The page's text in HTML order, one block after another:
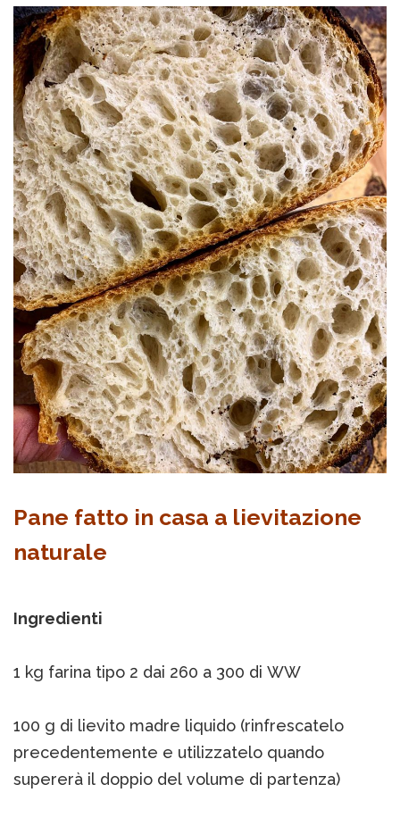
Pane fatto in casa a lievitazione
naturale
Ingredienti
1 kg farina tipo 2 dai 260 a 300 di WW
100 g di lievito madre liquido (rinfrescatelo
precedentemente e utilizzatelo quando
supererà il doppio del volume di partenza)